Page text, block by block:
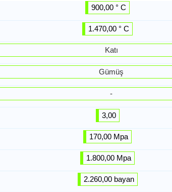
900,00 ° C
1.470,00 ° C
Katı
Gümüş
-
3,00
170,00 Mpa
1.800,00 Mpa
2.260,00 bayan